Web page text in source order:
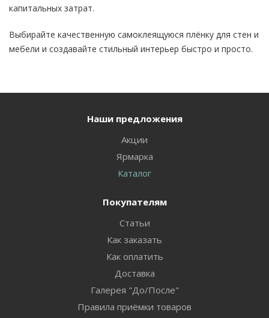
капитальных затрат.
Выбирайте качественную самоклеящуюся плёнку для стен и
мебели и создавайте стильный интерьер быстро и просто.
Наши предложения
Акции
Ярмарка
Каталог
Покупателям
Статьи
Как заказать
Как оплатить
Доставка
Галерея "До/После"
Правила приёмки товаров